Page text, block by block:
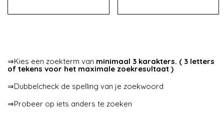
⇒Kies een zoekterm van minimaal 3 karakters. ( 3 letters
of tekens voor het maximale zoekresultaat )
⇒Dubbelcheck de spelling van je zoekwoord
⇒Probeer op iets anders te zoeken